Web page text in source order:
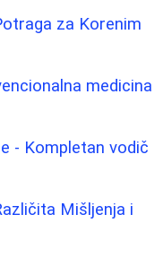
za Korenim
medicina
- Kompletan vodič
Mišljenja i